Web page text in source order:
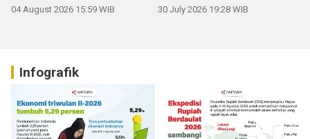
04 August 2026 15:59 WIB 30 July 2026 19:28 WIB
Infografik